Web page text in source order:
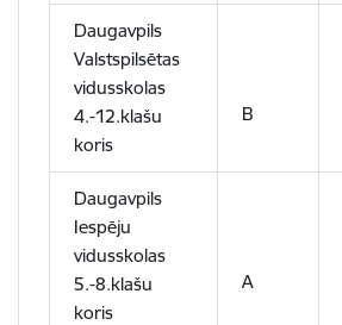
Daugavpils
Valstspilsētas
vidusskolas
4.-12.klašu
koris
B
Daugavpils
Iespēju
vidusskolas
5.-8.klašu
koris
A